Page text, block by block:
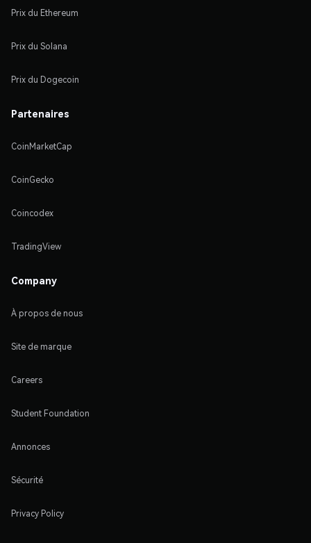
Prix du Ethereum
Prix du Solana
Prix du Dogecoin
Partenaires
CoinMarketCap
CoinGecko
Coincodex
TradingView
Company
À propos de nous
Site de marque
Careers
Student Foundation
Annonces
Sécurité
Privacy Policy